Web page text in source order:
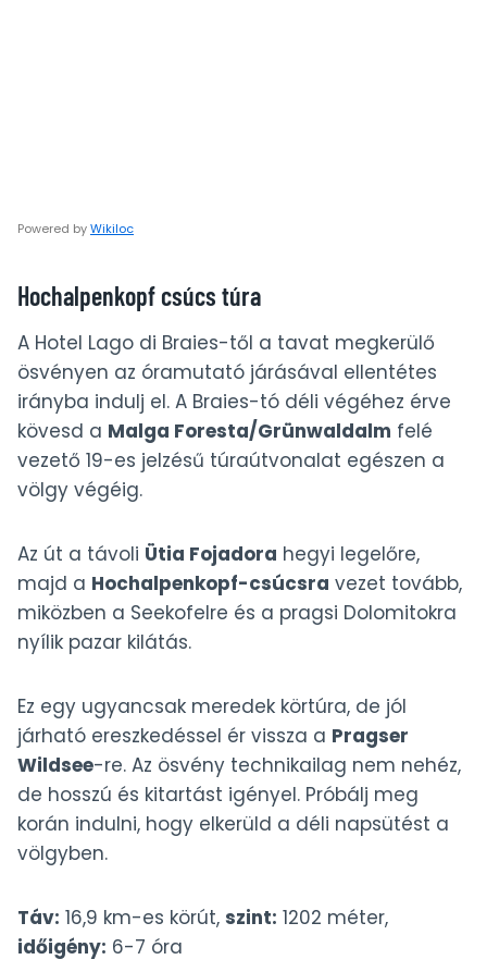
Powered byWikiloc
Hochalpenkopf csúcs túra
A Hotel Lago di Braies-től a tavat megkerülő
ösvényen az óramutató járásával ellentétes
irányba indulj el. A Braies-tó déli végéhez érve
kövesd a Malga Foresta/Grünwaldalm felé
vezető 19-es jelzésű túraútvonalat egészen a
völgy végéig.
Az út a távoli Ütia Fojadora hegyi legelőre,
majd a Hochalpenkopf-csúcsra vezet tovább,
miközben a Seekofelre és a pragsi Dolomitokra
nyílik pazar kilátás.
Ez egy ugyancsak meredek körtúra, de jól
járható ereszkedéssel ér vissza a Pragser
Wildsee-re. Az ösvény technikailag nem nehéz,
de hosszú és kitartást igényel. Próbálj meg
korán indulni, hogy elkerüld a déli napsütést a
völgyben.
Táv: 16,9 km-es körút, szint: 1202 méter,
időigény: 6-7 óra